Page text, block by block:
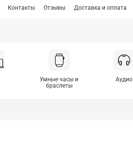
Контакты Отзывы Доставка и оплата
Умные часы и
браслеты
Аудио